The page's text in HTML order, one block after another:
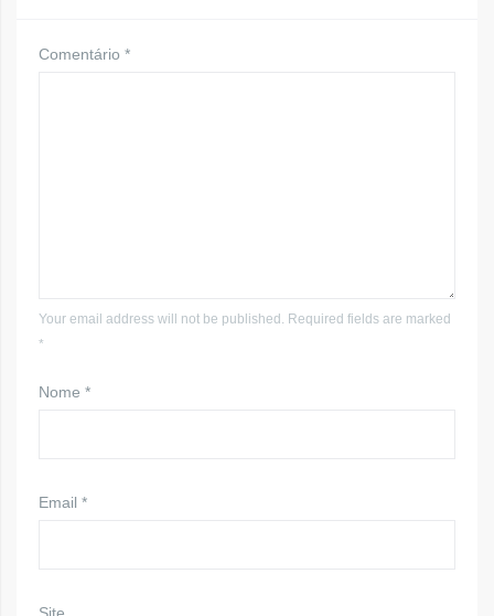
Comentário *
Your email address will not be published. Required fields are marked
*
Nome *
Email *